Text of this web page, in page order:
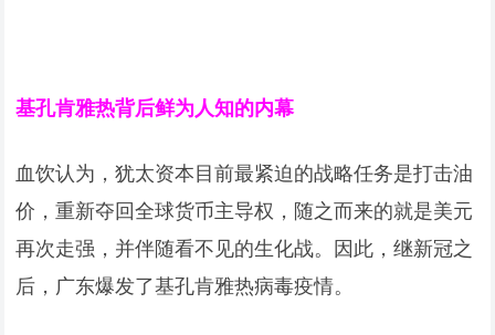
基孔肯雅热背后鲜为人知的内幕
血饮认为，犹太资本目前最紧迫的战略任务是打击油
价，重新夺回全球货币主导权，随之而来的就是美元
再次走强，并伴随看不见的生化战。因此，继新冠之
后，广东爆发了基孔肯雅热病毒疫情。